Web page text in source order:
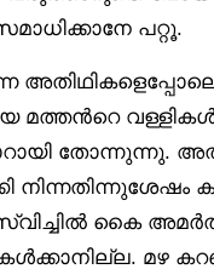
പറ്റൂ.
മത്തൻറെ വള്ളികൾ
തോന്നുന്നു.
കൈ
മഴ